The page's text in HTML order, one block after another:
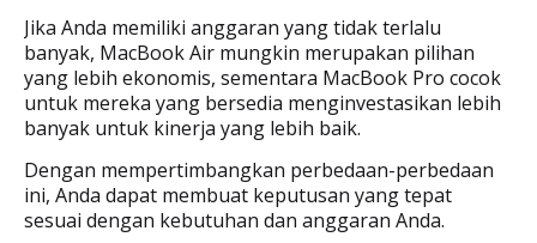
Jika Anda memiliki anggaran yang tidak terlalu
banyak, MacBook Air mungkin merupakan pilihan
yang lebih ekonomis, sementara MacBook Pro cocok
untuk mereka yang bersedia menginvestasikan lebih
banyak untuk kinerja yang lebih baik.
Dengan mempertimbangkan perbedaan-perbedaan
ini, Anda dapat membuat keputusan yang tepat
sesuai dengan kebutuhan dan anggaran Anda.